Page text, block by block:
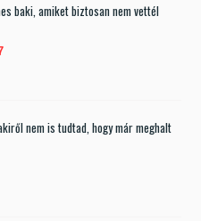
baki, amiket biztosan nem vettél
nem is tudtad, hogy már meghalt